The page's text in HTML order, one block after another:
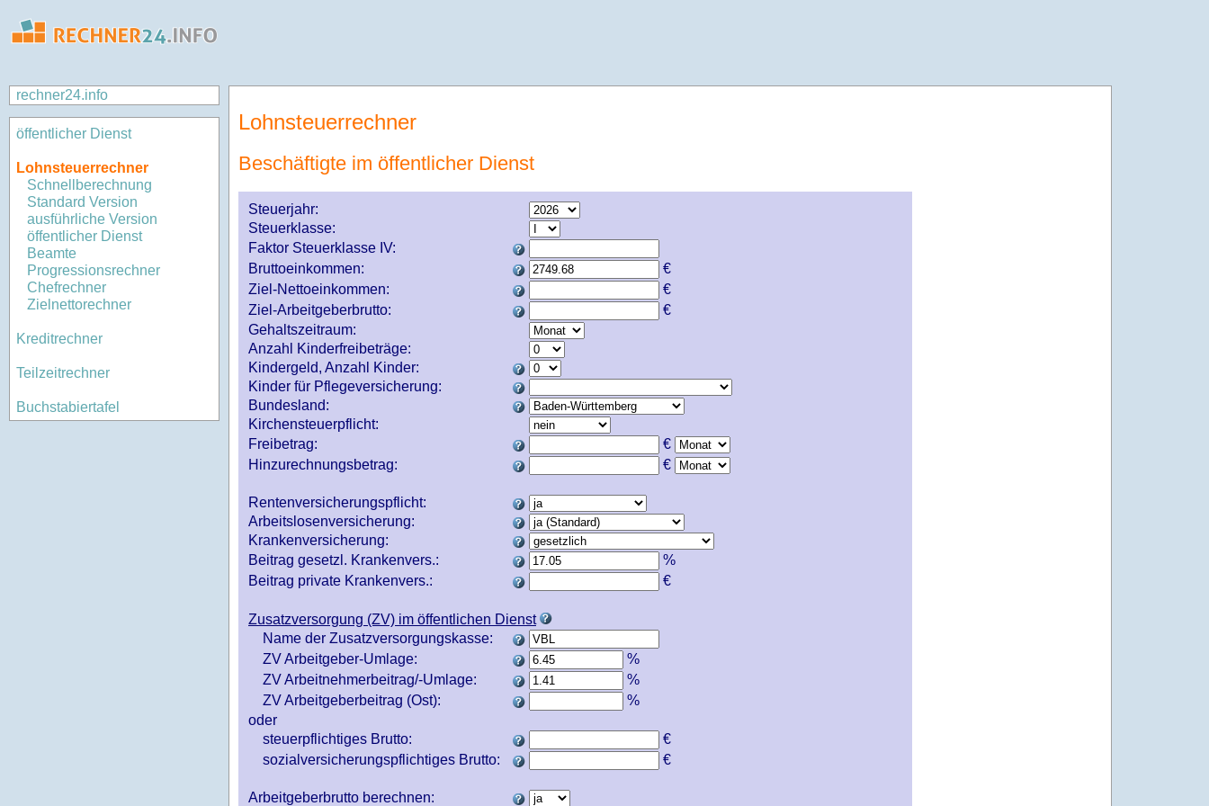
rechner24.info
öffentlicher Dienst
Lohnsteuerrechner
Schnellberechnung
Standard Version
ausführliche Version
öffentlicher Dienst
Beamte
Progressionsrechner
Chefrechner
Zielnettorechner
Kreditrechner
Teilzeitrechner
Buchstabiertafel
Lohnsteuerrechner
Beschäftigte im öffentlicher Dienst
Steuerjahr:
Steuerklasse:
Faktor Steuerklasse IV:
Bruttoeinkommen:
€
Ziel-Nettoeinkommen:
€
Ziel-Arbeitgeberbrutto:
€
Gehaltszeitraum:
Anzahl Kinderfreibeträge:
Kindergeld, Anzahl Kinder:
Kinder für Pflegeversicherung:
Bundesland:
Kirchensteuerpflicht:
Freibetrag:
€
Hinzurechnungsbetrag:
€
Rentenversicherungspflicht:
Arbeitslosenversicherung:
Krankenversicherung:
Beitrag gesetzl. Krankenvers.:
%
Beitrag private Krankenvers.:
€
Zusatzversorgung (ZV) im öffentlichen Dienst
Name der Zusatzversorgungskasse:
ZV Arbeitgeber-Umlage:
%
ZV Arbeitnehmerbeitrag/-Umlage:
%
ZV Arbeitgeberbeitrag (Ost):
%
oder
steuerpflichtiges Brutto:
€
sozialversicherungspflichtiges Brutto:
€
Arbeitgeberbrutto berechnen: